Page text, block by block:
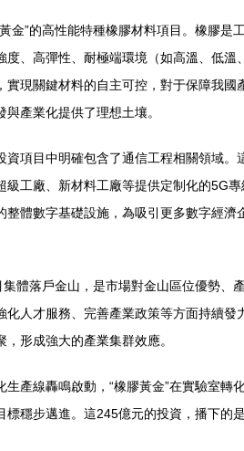
金”的高性能特種橡膠材料項目。橡膠
度、高彈性、耐極端環境（如高溫、低
實現關鍵材料的自主可控，對于保障我
產業化提供了理想土壤。
資項目中明確包含了通信工程相關領域
級工廠、新材料工廠等提供定制化的5G
整體數字基礎設施，為吸引更多數字經
體落戶金山，是市場對金山區位優勢、
化人才服務、完善產業政策等方面持續
形成強大的產業集群效應。
生產線轟鳴啟動，“橡膠黃金”在實驗室
穩步邁進。這245億元的投資，播下的